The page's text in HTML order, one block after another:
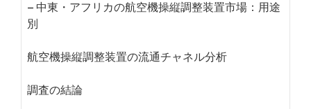
– 中東・アフリカの航空機操縦調整装置市場：用途
別
航空機操縦調整装置の流通チャネル分析
調査の結論